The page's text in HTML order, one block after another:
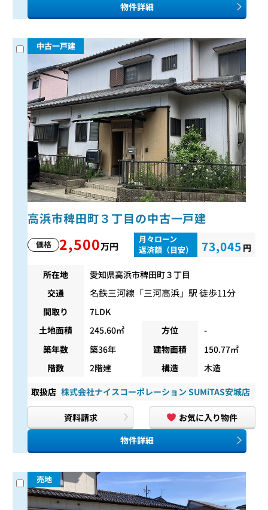
物件詳細
中古一戸建
高浜市稗田町３丁目の中古一戸建
価格 2,500万円
月々ローン
返済額（目安）
73,045 円
所在地
愛知県高浜市稗田町３丁目
交通
名鉄三河線 「三河高浜」駅 徒歩11分
間取り
7LDK
土地面積
245.60㎡ 方位
-
築年数
築36年 建物面積
150.77㎡
階数
2階建 構造 木造
取扱店 株式会社ナイスコーポレーション SUMiTAS安城店
資料請求
お気に入り物件
物件詳細
売地